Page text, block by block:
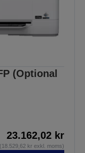
(Optional
23.162,02 kr
kr exkl. moms)